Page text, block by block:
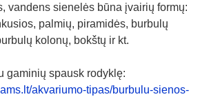
vandens sienelės būna įvairių formų:
palmių, piramidės, burbulų
kolonų, bokštų ir kt.
gaminių spausk rodyklę:
akvariumo-tipas/burbulu-sienos-